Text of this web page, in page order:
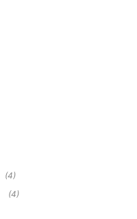
(4)
(4)